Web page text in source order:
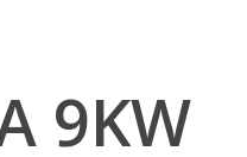
9KW